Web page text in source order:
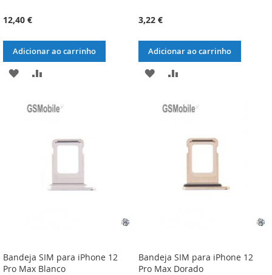
12,40 €
Adicionar ao carrinho
ADICIONAR
LISTA
DESEJOS
COMPARAÇÃO
3,22 €
Adicionar ao carrinho
ADICIONAR
LISTA
DESEJOS
ADICIONAR
COMPARAÇÃO
Bandeja SIM para iPhone 12
Pro Max Blanco
Bandeja SIM para iPhone 12
Pro Max Dorado